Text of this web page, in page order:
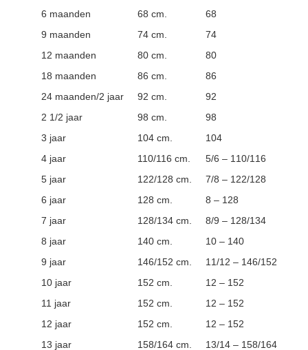
6 maanden
68 cm.
68
9 maanden
74 cm.
74
12 maanden
80 cm.
80
18 maanden
86 cm.
86
24 maanden/2 jaar
92 cm.
92
2 1/2 jaar
98 cm.
98
3 jaar
104 cm.
104
4 jaar
110/116 cm.
5/6 – 110/116
5 jaar
122/128 cm.
7/8 – 122/128
6 jaar
128 cm.
8 – 128
7 jaar
128/134 cm.
8/9 – 128/134
8 jaar
140 cm.
10 – 140
9 jaar
146/152 cm.
11/12 – 146/152
10 jaar
152 cm.
12 – 152
11 jaar
152 cm.
12 – 152
12 jaar
152 cm.
12 – 152
13 jaar
158/164 cm. 13/14 – 158/164